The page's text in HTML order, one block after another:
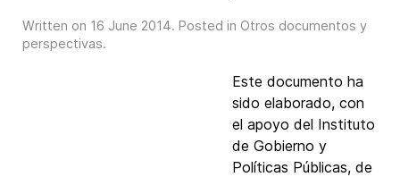
Written on 16 June 2014. Posted in Otros documentos y
perspectivas.
Este documento ha
sido elaborado, con
el apoyo del Instituto
de Gobierno y
Políticas Públicas, de